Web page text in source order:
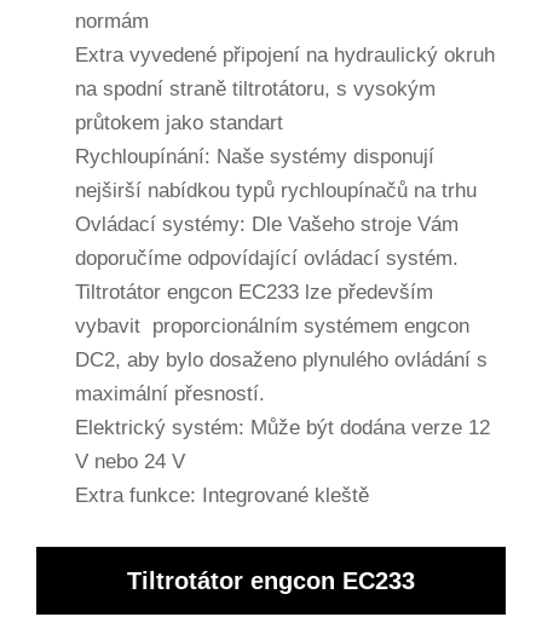
normám
Extra vyvedené připojení na hydraulický okruh
na spodní straně tiltrotátoru, s vysokým
průtokem jako standart
Rychloupínání: Naše systémy disponují
nejširší nabídkou typů rychloupínačů na trhu
Ovládací systémy: Dle Vašeho stroje Vám
doporučíme odpovídající ovládací systém.
Tiltrotátor engcon EC233 lze především
vybavit proporcionálním systémem engcon
DC2, aby bylo dosaženo plynulého ovládání s
maximální přesností.
Elektrický systém: Může být dodána verze 12
V nebo 24 V
Extra funkce: Integrované kleště
Tiltrotátor engcon EC233